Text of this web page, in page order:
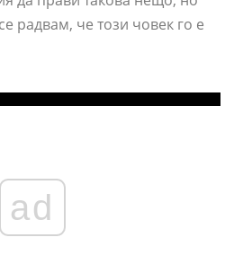
радвам, че този човек го е
ad